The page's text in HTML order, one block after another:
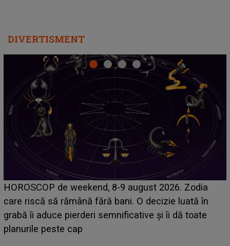
DIVERTISMENT
Emanuel a ținut ACEST DETALIU ASCUNS până
acum! În fața Alexandrei, concurentul din Casa Iubirii
face o MĂRTURISIRE NEAȘTEPTATĂ despre mama
sa: "I-am spus și ei în față, eu nu te iubesc pentru